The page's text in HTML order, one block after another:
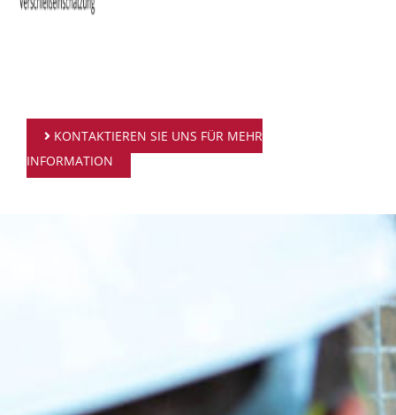
KONTAKTIEREN SIE UNS FÜR MEHR
INFORMATION